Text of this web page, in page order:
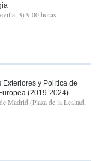
3) 9.00 horas
y Política de
(2019-2024)
Madrid (Plaza de la Lealtad,